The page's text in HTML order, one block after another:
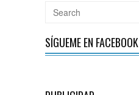
SÍGUEME EN FACEBOOK